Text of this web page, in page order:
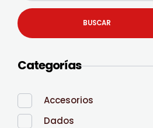
BUSCAR
Categorías
Accesorios
Dados